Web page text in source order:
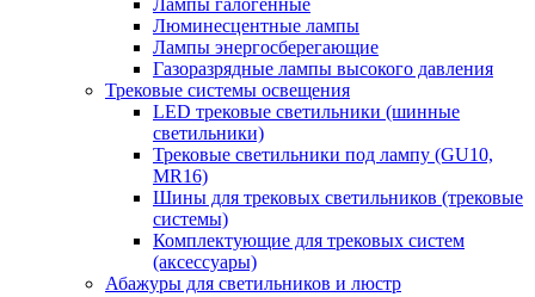
Лампы галогенные
Люминесцентные лампы
Лампы энергосберегающие
Газоразрядные лампы высокого давления
Трековые системы освещения
LED трековые светильники (шинные
светильники)
Трековые светильники под лампу (GU10,
MR16)
Шины для трековых светильников (трековые
системы)
Комплектующие для трековых систем
(аксессуары)
Абажуры для светильников и люстр